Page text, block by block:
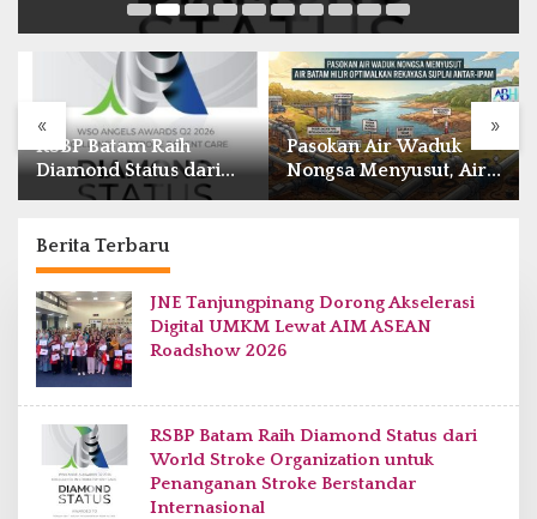
« »
Pasokan Air Waduk
Nongsa Menyusut, Air
Batam Hilir Optimalkan
IPAM
BP Batam Resmi Buka
Batam Prime
International Grassroot
Berita Terbaru
D
a
i
l
y
JNE Tanjungpinang Dorong Akselerasi
Digital UMKM Lewat AIM ASEAN
Roadshow 2026
RSBP Batam Raih Diamond Status dari
World Stroke Organization untuk
Penanganan Stroke Berstandar
Internasional